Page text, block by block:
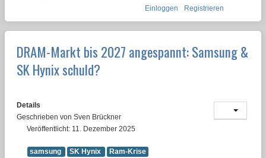
Einloggen Registrieren
DRAM-Markt bis 2027 angespannt: Samsung &
SK Hynix schuld?
Details
Geschrieben von Sven Brückner
Veröffentlicht: 11. Dezember 2025
samsung SK Hynix Ram-Krise